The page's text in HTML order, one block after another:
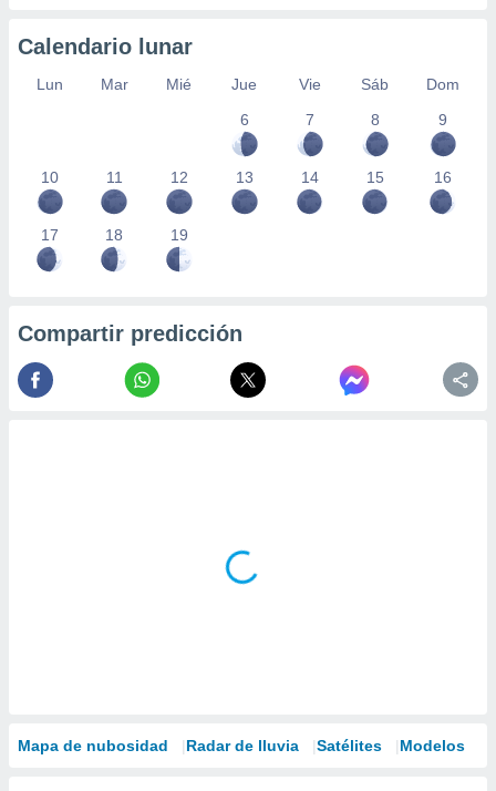
Calendario lunar
Lun Mar Mié Jue Vie Sáb
Dom
6
7 8 9
10 11 12 13 14 15 16
17 18 19
Compartir predicción
Mapa de nubosidad Radar de lluvia Satélites Modelos